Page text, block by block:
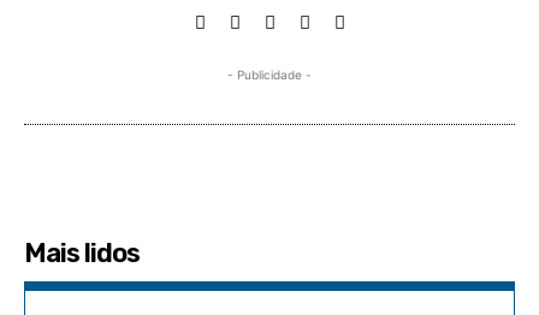
- Publicidade -
Mais lidos